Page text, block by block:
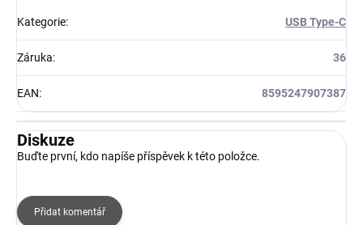
Kategorie: USB Type-C
Záruka: 36
EAN: 8595247907387
Diskuze
Buďte první, kdo napíše příspěvek k této položce.
Přidat komentář